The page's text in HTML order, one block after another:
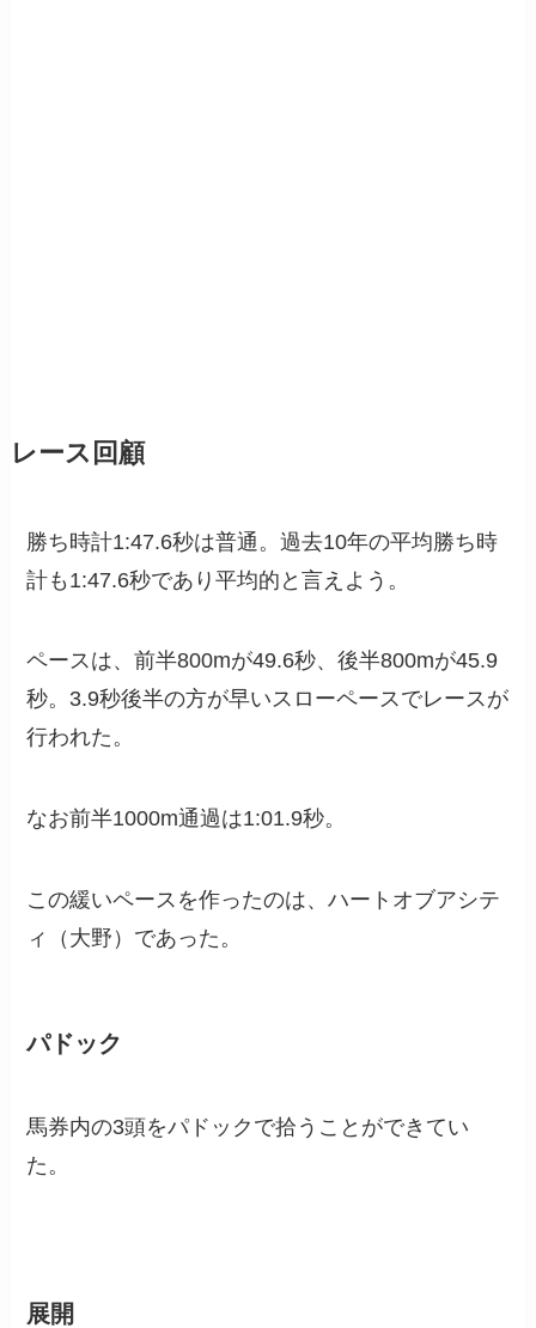
レース回顧
勝ち時計1:47.6秒は普通。過去10年の平均勝ち時
計も1:47.6秒であり平均的と言えよう。
ペースは、前半800mが49.6秒、後半800mが45.9
秒。3.9秒後半の方が早いスローペースでレースが
行われた。
なお前半1000m通過は1:01.9秒。
この緩いペースを作ったのは、ハートオブアシテ
ィ（大野）であった。
パドック
馬券内の3頭をパドックで拾うことができてい
た。
展開